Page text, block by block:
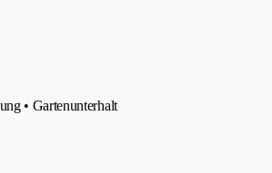
• Gartenunterhalt